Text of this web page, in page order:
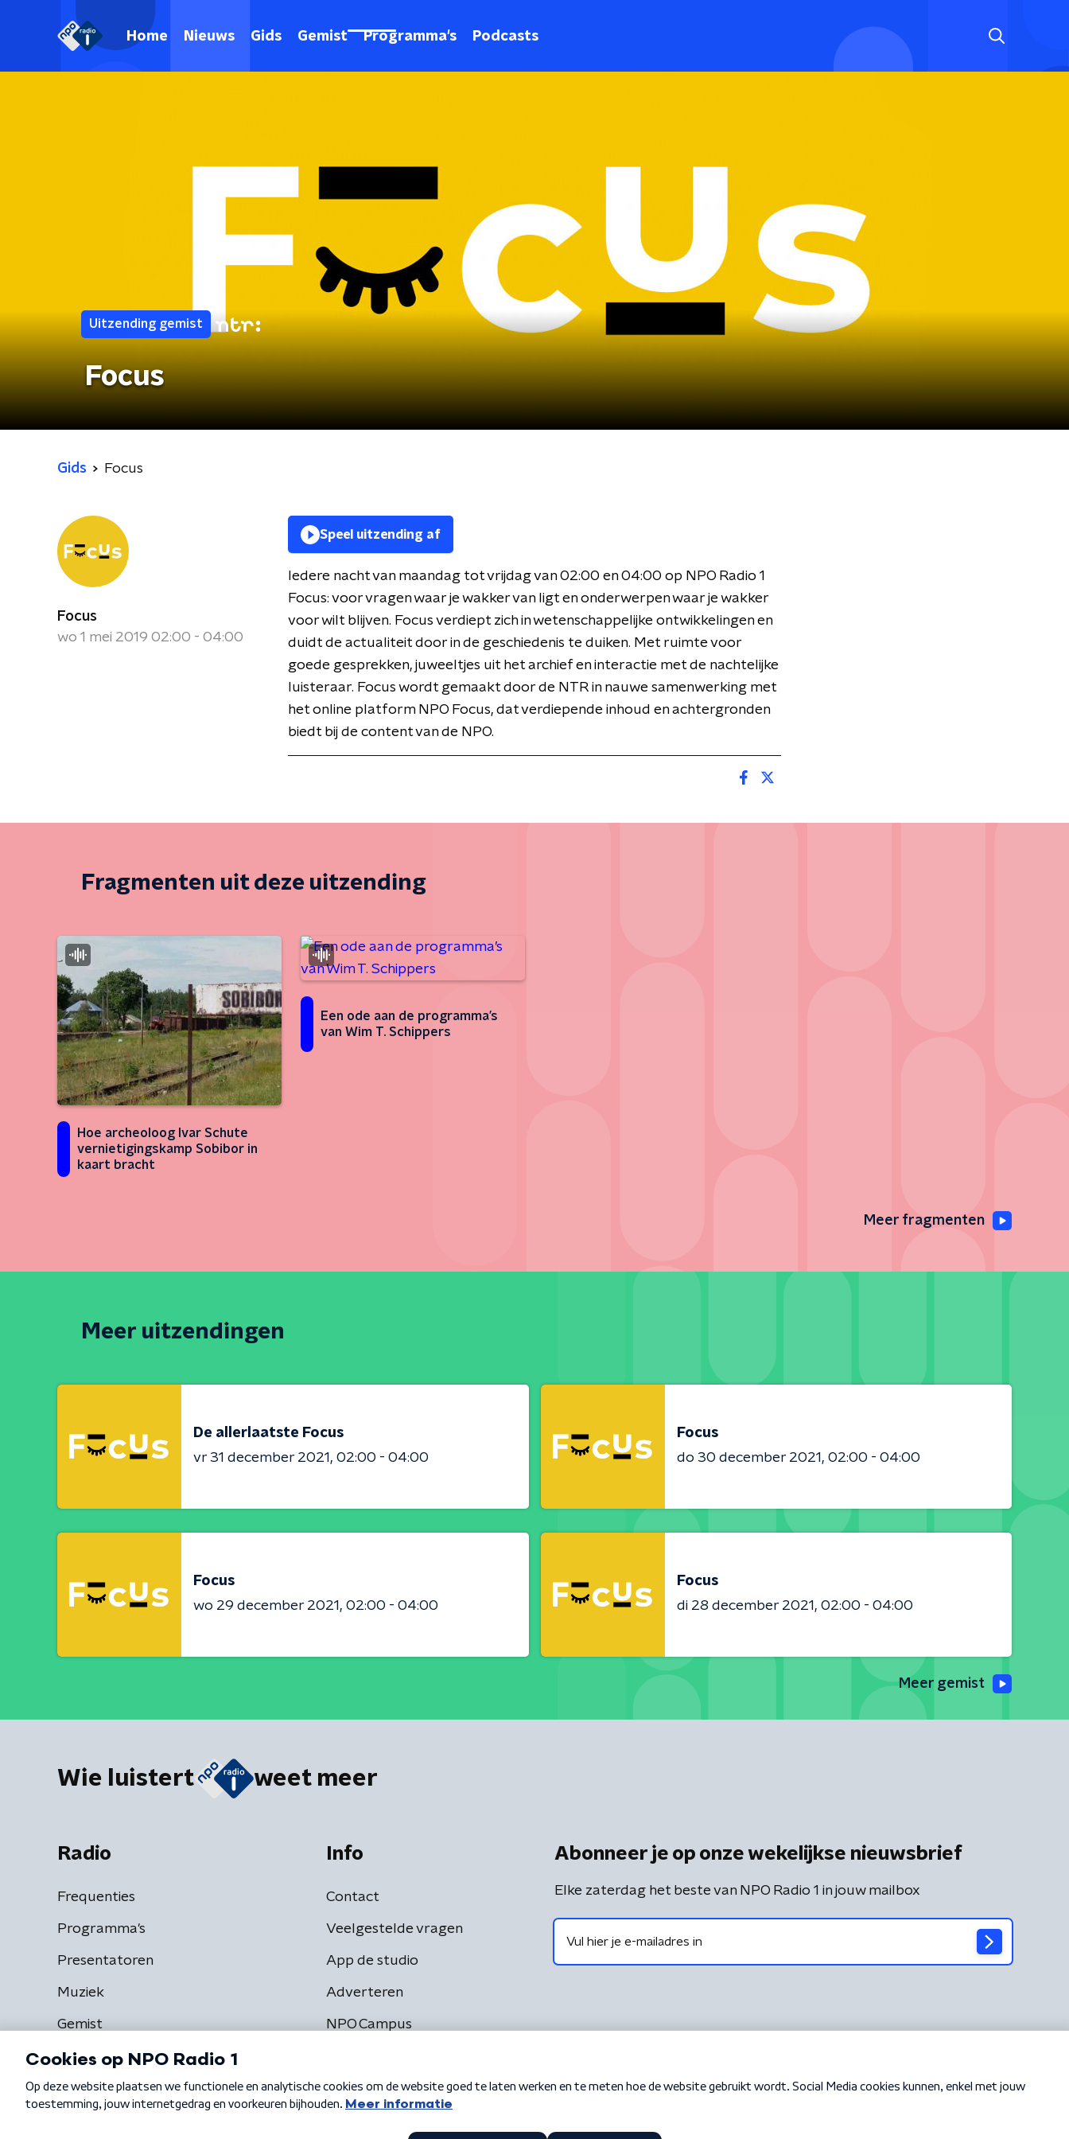
Home Nieuws Gids Gemist Programma's Podcasts
Uitzending gemist
Focus
Gids Focus
Focus
wo 1 mei 2019 02:00 - 04:00
Speel uitzending af
Iedere nacht van maandag tot vrijdag van 02:00 en 04:00 op NPO Radio 1
Focus: voor vragen waar je wakker van ligt en onderwerpen waar je wakker
voor wilt blijven. Focus verdiept zich in wetenschappelijke ontwikkelingen en
duidt de actualiteit door in de geschiedenis te duiken. Met ruimte voor
goede gesprekken, juweeltjes uit het archief en interactie met de nachtelijke
luisteraar. Focus wordt gemaakt door de NTR in nauwe samenwerking met
het online platform NPO Focus, dat verdiepende inhoud en achtergronden
biedt bij de content van de NPO.
Fragmenten uit deze uitzending
Hoe archeoloog Ivar Schute
vernietigingskamp Sobibor in
kaart bracht
Een ode aan de programma’s
van Wim T. Schippers
Meer fragmenten
Meer uitzendingen
De allerlaatste Focus
vr 31 december 2021
02:00 - 04:00
Focus
do 30 december 2021
02:00 - 04:00
Focus
wo 29 december 2021
02:00 - 04:00
Focus
di 28 december 2021
02:00 - 04:00
Meer gemist
Wie luistert weet meer
Radio
Frequenties
Programma's
Presentatoren
Muziek
Gemist
Info
Contact
Veelgestelde vragen
App de studio
Adverteren
NPO Campus
Abonneer je op onze wekelijkse nieuwsbrief
Elke zaterdag het beste van NPO Radio 1 in jouw mailbox
Algemene voorwaarden Privacybeleid